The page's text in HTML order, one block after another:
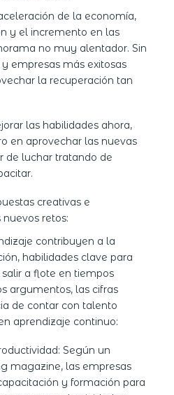
de la economía,
y el incremento en las
no muy alentador. Sin
empresas más exitosas
la recuperación tan
las habilidades ahora,
en aprovechar las nuevas
de luchar tratando de
creativas e
retos:
contribuyen a la
habilidades clave para
a flote en tiempos
argumentos, las cifras
de contar con talento
aprendizaje continuo:
Según un
magazine, las empresas
y formación para